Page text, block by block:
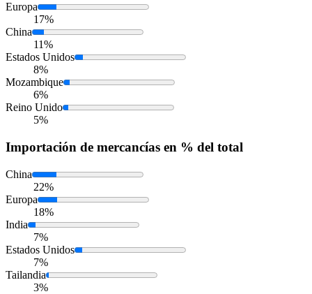
Europa
17%
China
11%
Estados Unidos
8%
Mozambique
6%
Reino Unido
5%
Importación de mercancías en % del total
China
22%
Europa
18%
India
7%
Estados Unidos
7%
Tailandia
3%